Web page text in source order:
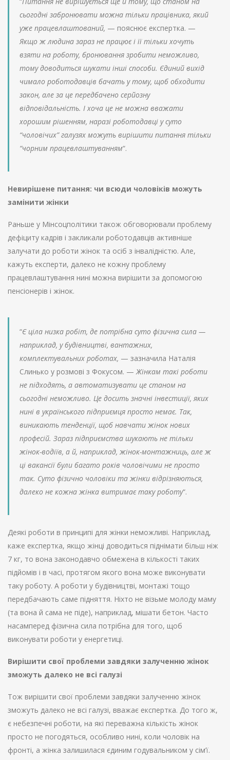
сьогодні забронювати можна тільки працівника, який
уже працевлаштований, — пояснює експертка. —
Якщо ж людина зараз не працює і її тільки хочуть
взяти на роботу, бронювання зробити неможливо,
тому доводиться шукати інші способи. Єдиний вихід
чимало роботодавців бачать у тому, щоб обходити
закон, але за це передбачено серйозну
відповідальність. І хоча це не можна вважати
хорошим рішенням, наразі роботодавці у суто
“чоловічих” галузях можуть вирішити питання тільки
“чорним працевлаштуванням“.
Невирішене питання: чи всюди чоловіків можуть
замінити жінки
Раньше у Мінсоцполітики також обговорювали проблему
дефіциту кадрів і закликали роботодавців активніше
залучати до роботи жінок та осіб з інвалідністю. Але,
кажуть експерти, далеко не кожну проблему
працевлаштування нині можна вирішити за допомогою
пенсіонерів і жінок.
“Є ціла низка робіт, де потрібна суто фізична сила —
наприклад, у будівництві, вантажних,
комплектувальних роботах, — зазначила Наталія
Слинько у розмові з Фокусом. —Жінкам такі роботи
не підходять, а автоматизувати це станом на
сьогодні неможливо. Це досить значні інвестиції, яких
нині в українського підприємця просто немає. Так,
виникають тенденції, щоб навчати жінок нових
професій. Зараз підприємства шукають не тільки
жінок-водіїв, а й, наприклад, жінок-монтажниць, але ж
ці вакансії були багато років чоловічими не просто
так. Суто фізично чоловіки та жінки відрізняються,
далеко не кожна жінка витримає таку роботу“.
Деякі роботи в принципі для жінки неможливі. Наприклад,
каже експертка, якщо жінці доводиться піднімати більш ніж
7 кг, то вона законодавчо обмежена в кількості таких
підйомів і в часі, протягом якого вона може виконувати
таку роботу. А роботи у будівництві, монтажі тощо
передбачають саме підняття. Ніхто не візьме молоду маму
(та вона й сама не піде), наприклад, мішати бетон. Часто
насамперед фізична сила потрібна для того, щоб
виконувати роботи у енергетиці.
Вирішити свої проблеми завдяки залученню жінок
зможуть далеко не всі галузі
Тож вирішити свої проблеми завдяки залученню жінок
зможуть далеко не всі галузі, вважає експертка. До того ж,
є небезпечні роботи, на які переважна кількість жінок
просто не погодяться, особливо нині, коли чоловік на
фронті, а жінка залишилася єдиним годувальником у сім’ї.